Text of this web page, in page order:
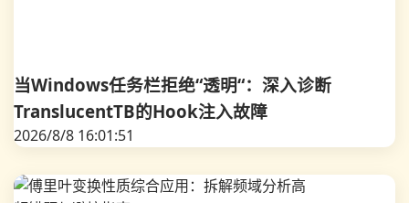
当Windows任务栏拒绝“透明“：深入诊断
TranslucentTB的Hook注入故障
2026/8/8 16:01:51